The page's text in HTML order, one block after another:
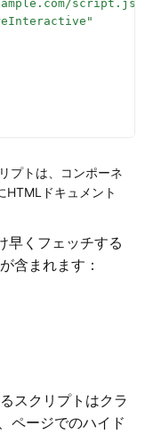
script.js"
プトは、コンポーネ
HTMLドキュメント
早くフェッチする
含まれます：
スクリプトはクラ
ページでのハイド